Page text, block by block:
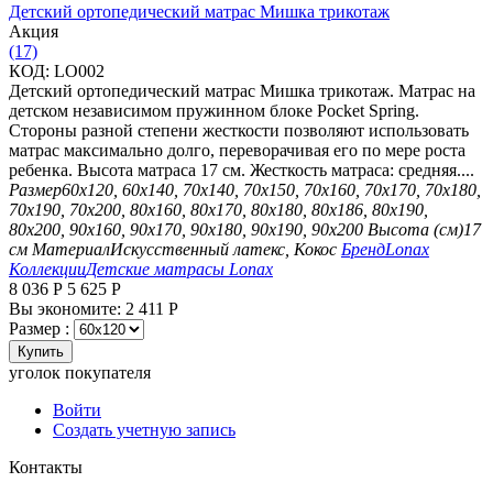
Детский ортопедический матрас Мишка трикотаж
Aкция
(17)
КОД: LO002
Детский ортопедический матрас Мишка трикотаж. Матрас на
детском независимом пружинном блоке Pocket Spring.
Стороны разной степени жесткости позволяют использовать
матрас максимально долго, переворачивая его по мере роста
ребенка. Высота матраса 17 см. Жесткость матраса: средняя....
Размер60х120, 60х140, 70х140, 70х150, 70х160, 70х170, 70х180,
70х190, 70х200, 80х160, 80х170, 80х180, 80х186, 80х190,
80х200, 90х160, 90х170, 90х180, 90х190, 90х200 Высота (см)17
см МатериалИскусственный латекс, Кокос БрендLonax
КоллекцииДетские матрасы Lonax
8 036 Р 5 625 Р
Вы экономите: 2 411 Р
Размер :
Купить
уголок покупателя
Войти
Создать учетную запись
Контакты